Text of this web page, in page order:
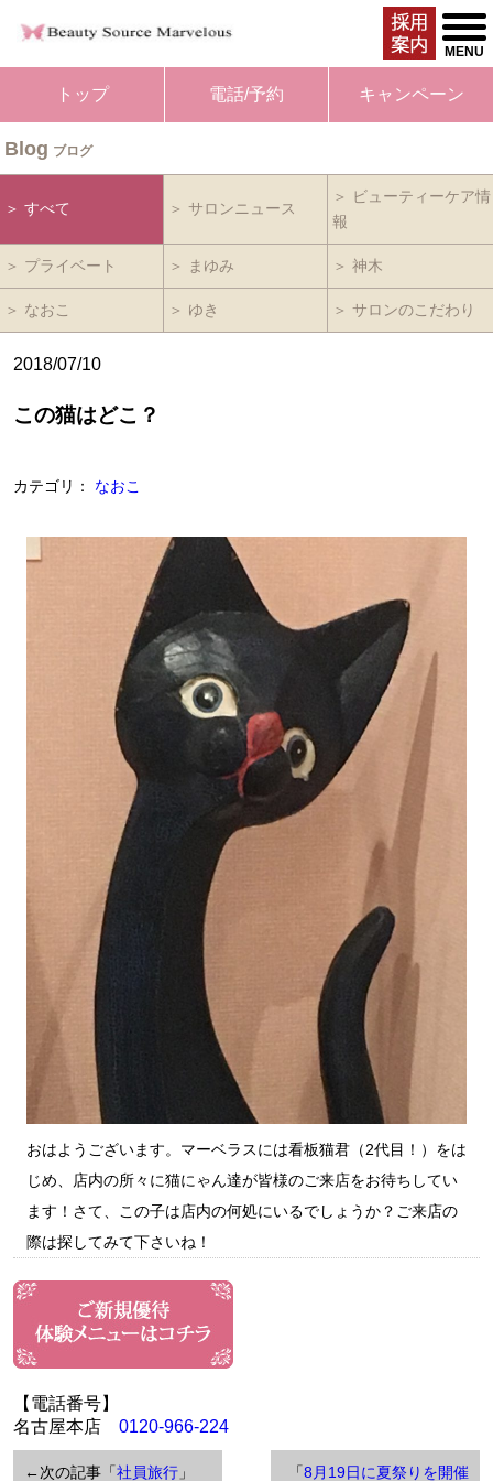
MENU
トップ 電話/予約 キャンペーン
Blog ブログ
＞ すべて ＞ サロンニュース
＞ ビューティーケア情
報
＞ プライベート ＞ まゆみ ＞ 神木
＞ なおこ ＞ ゆき ＞ サロンのこだわり
2018/07/10
この猫はどこ？
カテゴリ： なおこ
おはようございます。マーベラスには看板猫君（2代目！）をは
じめ、店内の所々に猫にゃん達が皆様のご来店をお待ちしてい
ます！さて、この子は店内の何処にいるでしょうか？ご来店の
際は探してみて下さいね！
【電話番号】
名古屋本店 0120-966-224
「8月19日に夏祭りを開催
←次の記事「社員旅行 」